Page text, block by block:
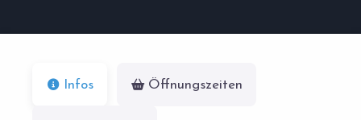
Infos Öffnungszeiten